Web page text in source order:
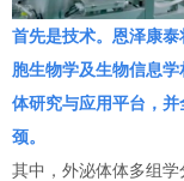
首先是技术。恩泽康
胞生物学及生物信息
体研究与应用平台，
颈。
其中，外泌体体多组